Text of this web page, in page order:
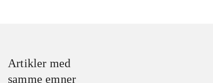
Artikler med
samme emner